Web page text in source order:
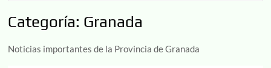
Categoría: Granada
Noticias importantes de la Provincia de Granada